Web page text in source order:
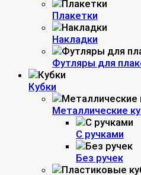
Плакетки
Накладки
Футляры для
Кубки
Металлические
С ручками
Без ручек